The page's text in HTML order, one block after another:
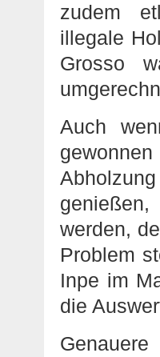
zudem
illegale
Grosso
Auch
werden,
Problem
Inpe im
die